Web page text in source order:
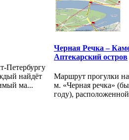
Петербургу
найдёт
ма...
Черная Речка –
Аптекарский остров
Маршрут прогулки
м. «Черная речка»
году),